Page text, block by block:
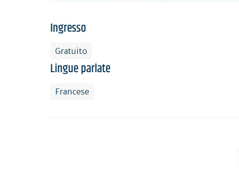
Ingresso
Gratuito
Lingue parlate
Francese